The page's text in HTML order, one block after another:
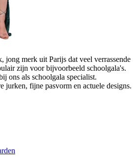
jong merk uit Parijs dat veel verrassende
zijn voor bijvoorbeeld schoolgala's.
ons als schoolgala specialist.
jurken, fijne pasvorm en actuele designs.